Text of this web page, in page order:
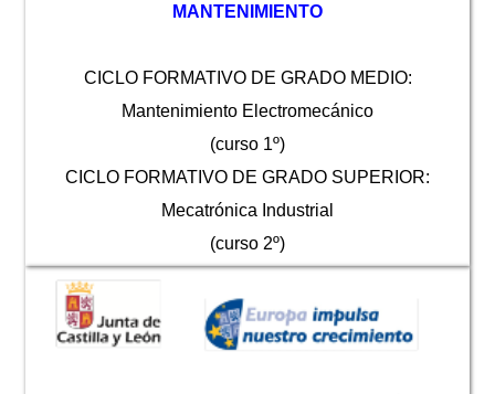
MANTENIMIENTO
CICLO FORMATIVO DE GRADO MEDIO:
Mantenimiento Electromecánico
(curso 1º)
CICLO FORMATIVO DE GRADO SUPERIOR:
Mecatrónica Industrial
(curso 2º)